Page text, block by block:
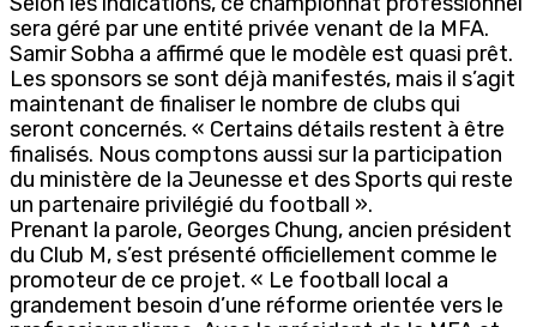
sera géré par une entité privée venant de la MFA.
Samir Sobha a affirmé que le modèle est quasi prêt.
Les sponsors se sont déjà manifestés, mais il s’agit
maintenant de finaliser le nombre de clubs qui
seront concernés. « Certains détails restent à être
finalisés. Nous comptons aussi sur la participation
du ministère de la Jeunesse et des Sports qui reste
un partenaire privilégié du football ».
Prenant la parole, Georges Chung, ancien président
du Club M, s’est présenté officiellement comme le
promoteur de ce projet. « Le football local a
grandement besoin d’une réforme orientée vers le